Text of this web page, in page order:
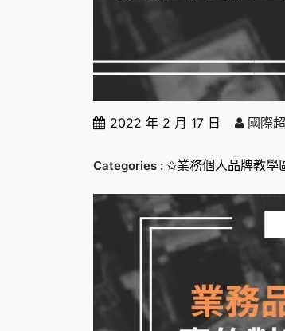
2022 年 2 月 17 日 國際
Categories : ✩業務個人品牌教學